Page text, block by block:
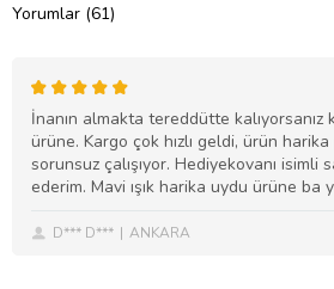
Yorumlar (61)
İnanın almakta tereddütte
ürüne. Kargo çok hızlı geldi, ürün
sorunsuz çalışıyor. Hediyekovanı isimli
ederim. Mavi ışık harika uydu ürüne ba
D*** D*** ANKARA